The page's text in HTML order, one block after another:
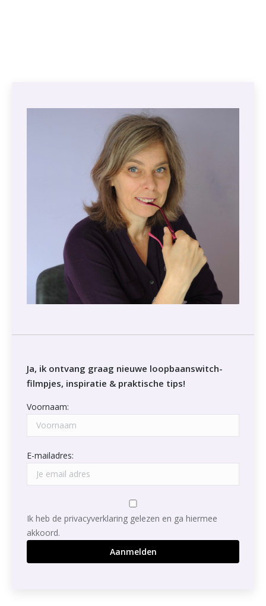
Ja, ik ontvang graag nieuwe loopbaanswitch-
filmpjes, inspiratie & praktische tips!
Voornaam:
E-mailadres:
Ik heb de privacyverklaring gelezen en ga hiermee
akkoord.